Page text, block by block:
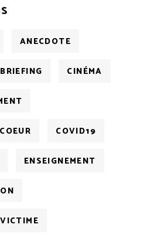
ANECDOTE
BRIEFING CINÉMA
COVID19
ENSEIGNEMENT